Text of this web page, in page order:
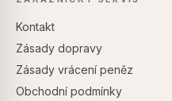
Kontakt
Zásady dopravy
Zásady vrácení peněz
Obchodní podmínky